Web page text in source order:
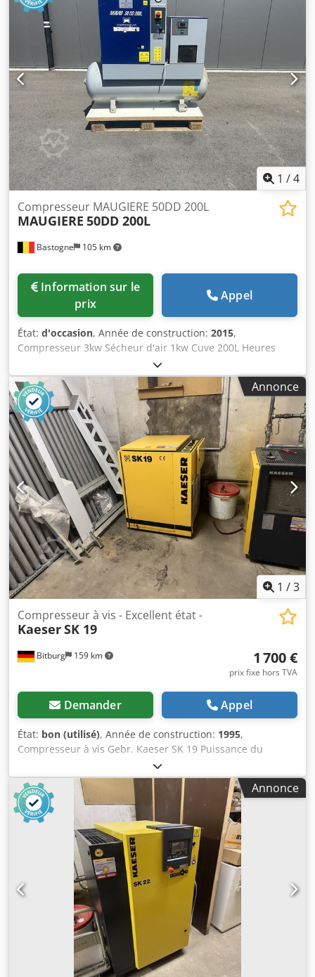
1 /4
Bastogne 105 km
Compresseur MAUGIERE 50DD 200L
MAUGIERE 50DD 200L
prix
Appel
État: d'occasion, Année de construction: 2015,
Compresseur 3kw Sécheur d'air 1kw Cuve 200L Heures
compteur: 1070H 380V Csdpfx Akozr R Dzjiorf
Annonce
1 /3
Bitburg 159 km
Compresseur à vis - Excellent état -
KaeserSK 19
1 700 €
prix fixe hors TVA
Demander Appel
État: bon (utilisé), Année de construction: 1995,
Compresseur à vis Gebr. Kaeser SK 19 Puissance du
moteur : 11 kW Crsdpfxjzrhrvs Akisf Année de fabrication :
1995 Pression de service maximale autorisée : 10 bars
Débit d’air : 1900 litres/min Équipé d’un système de
contrôle par relais Kaeser Dimensions approximatives : L
785 x l 820 x H 1017 mm (dimensions sans les raccords).
Poids : 270 kg Emplacement : disponible en stock, 54634
Bitburg - Disponible immédiatement -
Annonce